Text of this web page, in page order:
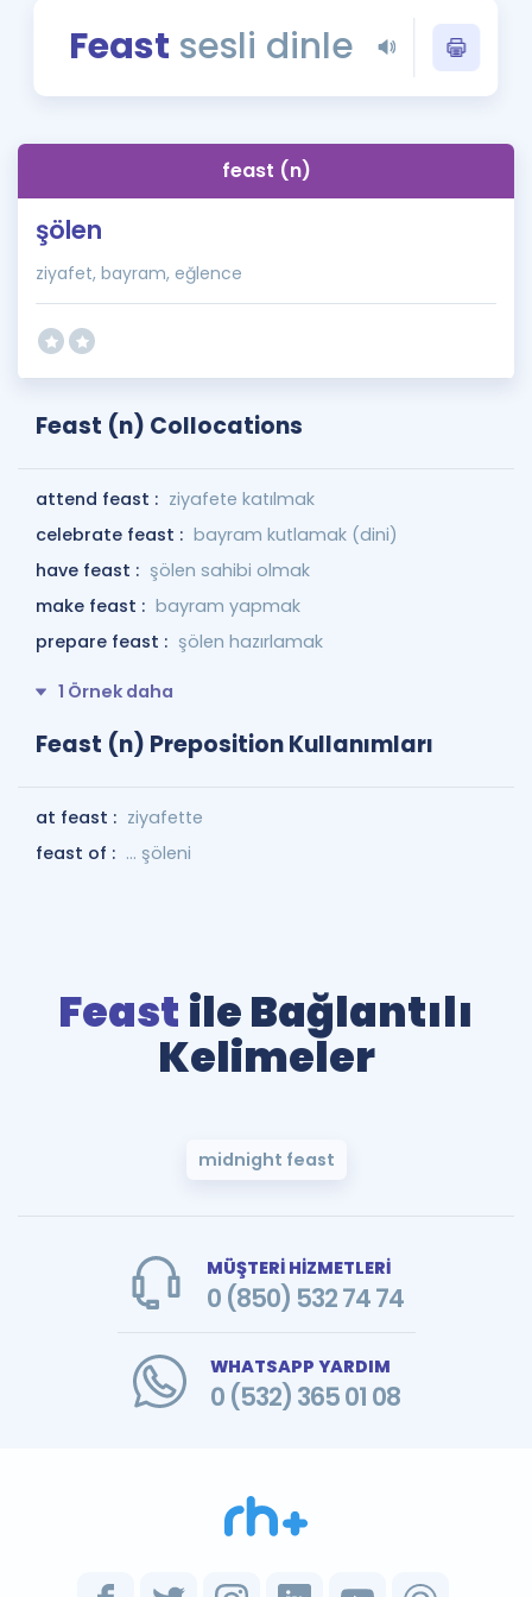
Blog
İngilizce Gramer
Feast sesli dinle
feast (n)
şölen
ziyafet, bayram, eğlence
Feast (n) Collocations
attend feast : ziyafete katılmak
celebrate feast : bayram kutlamak (dini)
have feast : şölen sahibi olmak
make feast : bayram yapmak
prepare feast : şölen hazırlamak
1 Örnek daha
Feast (n) Preposition Kullanımları
at feast : ziyafette
feast of : ... şöleni
Feast ile Bağlantılı
Kelimeler
midnight feast
MÜŞTERİ HİZMETLERİ
0 (850) 532 74 74
WHATSAPP YARDIM
0 (532) 365 01 08